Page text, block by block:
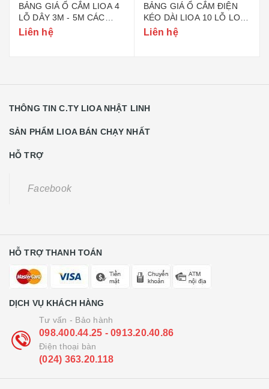
BẢNG GIÁ Ổ CẮM LIOA 4
LỖ DÂY 3M - 5M CÁC
LOẠI MODEL
Liên hệ
BẢNG GIÁ Ổ CẮM ĐIỆN
KÉO DÀI LIOA 10 LỖ LOẠI
ĐA NĂNG - KẾT HỢP
Liên hệ
THÔNG TIN C.TY LIOA NHẬT LINH
SẢN PHẨM LIOA BÁN CHẠY NHẤT
HỖ TRỢ
Facebook
HỖ TRỢ THANH TOÁN
DỊCH VỤ KHÁCH HÀNG
Tư vấn - Bảo hành
098.400.44.25 - 0913.20.40.86
Điện thoại bàn
(024) 363.20.118